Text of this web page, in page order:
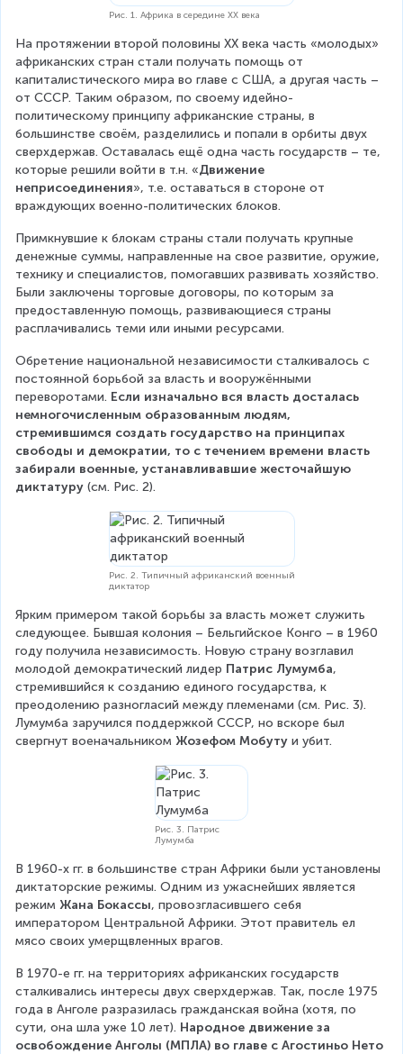
Рис. 1. Африка в середине ХХ века
На протяжении второй половины ХХ века часть «молодых»
африканских стран стали получать помощь от
капиталистического мира во главе с США, а другая часть –
от СССР. Таким образом, по своему идейно-
политическому принципу африканские страны, в
большинстве своём, разделились и попали в орбиты двух
сверхдержав. Оставалась ещё одна часть государств – те,
которые решили войти в т.н. «Движение
неприсоединения», т.е. оставаться в стороне от
враждующих военно-политических блоков.
Примкнувшие к блокам страны стали получать крупные
денежные суммы, направленные на свое развитие, оружие,
технику и специалистов, помогавших развивать хозяйство.
Были заключены торговые договоры, по которым за
предоставленную помощь, развивающиеся страны
расплачивались теми или иными ресурсами.
Обретение национальной независимости сталкивалось с
постоянной борьбой за власть и вооружёнными
переворотами. Если изначально вся власть досталась
немногочисленным образованным людям,
стремившимся создать государство на принципах
свободы и демократии, то с течением времени власть
забирали военные, устанавливавшие жесточайшую
диктатуру (см. Рис. 2).
Рис. 2. Типичный африканский военный
диктатор
Ярким примером такой борьбы за власть может служить
следующее. Бывшая колония – Бельгийское Конго – в 1960
году получила независимость. Новую страну возглавил
молодой демократический лидер Патрис Лумумба,
стремившийся к созданию единого государства, к
преодолению разногласий между племенами (см. Рис. 3).
Лумумба заручился поддержкой СССР, но вскоре был
свергнут военачальником Жозефом Мобуту и убит.
Рис. 3. Патрис
Лумумба
В 1960-х гг. в большинстве стран Африки были установлены
диктаторские режимы. Одним из ужаснейших является
режим Жана Бокассы, провозгласившего себя
императором Центральной Африки. Этот правитель ел
мясо своих умерщвленных врагов.
В 1970-е гг. на территориях африканских государств
сталкивались интересы двух сверхдержав. Так, после 1975
года в Анголе разразилась гражданская война (хотя, по
сути, она шла уже 10 лет). Народное движение за
освобождение Анголы (МПЛА) во главе с Агостиньо Нето